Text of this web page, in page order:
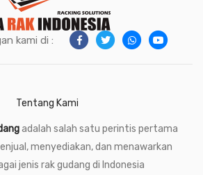
kami di :
Tentang Kami
adalah salah satu perintis pertama
menyediakan, dan menawarkan
jenis rak gudang di Indonesia